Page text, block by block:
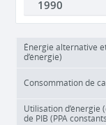
Énergie alternative
d’énergie)
Consommation de
Utilisation d’énergie
de PIB (PPA